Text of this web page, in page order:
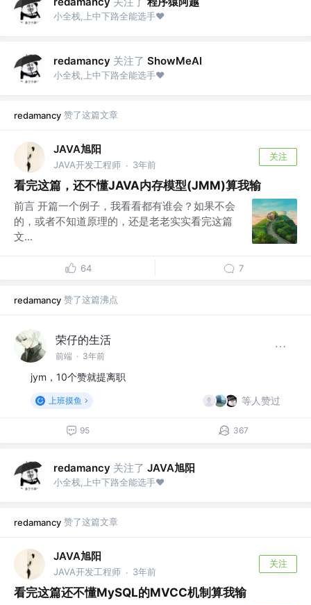
小全栈,上中下路全能选手❤
redamancy 关注了 ShowMeAI
小全栈,上中下路全能选手❤
redamancy 赞了这篇文章
JAVA旭阳
JAVA开发工程师 · 3年前
关注
看完这篇，还不懂JAVA内存模型(JMM)算我输
前言 开篇一个例子，我看看都有谁会？如果不会
的，或者不知道原理的，还是老老实实看完这篇
文...
64 7
redamancy 赞了这篇沸点
荣仔的生活
前端 · 3年前
jym，10个赞就提离职
上班摸鱼 等人赞过
95 367
redamancy 关注了 JAVA旭阳
小全栈,上中下路全能选手❤
redamancy 赞了这篇文章
JAVA旭阳
JAVA开发工程师 · 3年前
关注
看完这篇还不懂MySQL的MVCC机制算我输